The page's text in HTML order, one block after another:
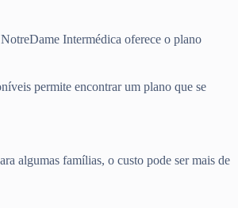
Intermédica oferece o plano
permite encontrar um plano que se
algumas famílias, o custo pode ser mais de